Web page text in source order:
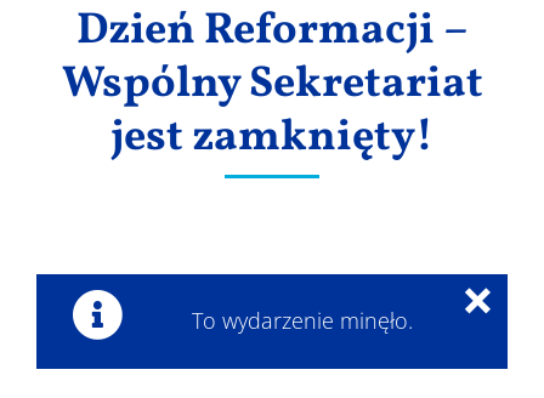
Wyniki
Dzień Reformacji –
Wspólny Sekretariat
jest zamknięty!
To wydarzenie minęło.
×